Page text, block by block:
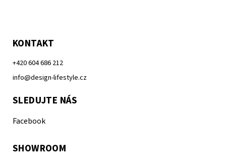
KONTAKT
+420 604 686 212
info@design-lifestyle.cz
SLEDUJTE NÁS
Facebook
SHOWROOM